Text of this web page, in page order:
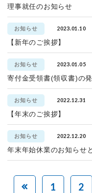
理事就任のお知らせ
お知らせ 2023.01.10
【新年のご挨拶】
お知らせ 2023.01.05
寄付金受領書(領収書)の
お知らせ 2022.12.31
【年末のご挨拶】
お知らせ 2022.12.20
年末年始休業のお知らせ
1 2